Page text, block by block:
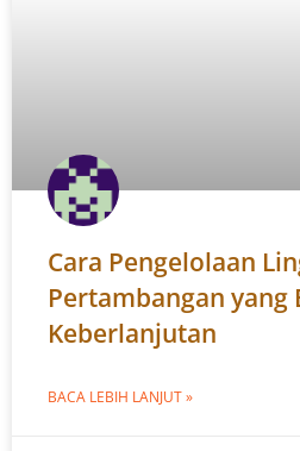
Cara Pengelolaan
Pertambangan yang
Keberlanjutan
BACA LEBIH LANJUT »